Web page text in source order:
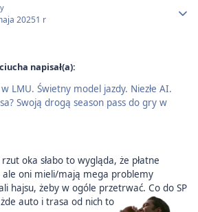
20251 r
napisał(a):
LMU. Świetny model jazdy. Niezłe AI.
Swoją drogą season pass do gry w
oka słabo to wygląda, że płatne
ale oni mieli/mają mega problemy
hajsu, żeby w ogóle przetrwać. Co do SP
auto i trasa od nich to